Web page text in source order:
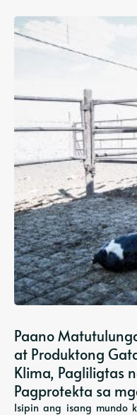
Paano
at Produktong
Klima, Pagliligtas
Pagprotekta sa
Isipin ang isang mundo